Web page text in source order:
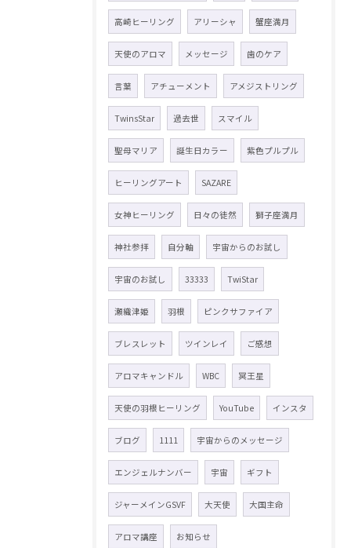
高崎ヒーリング アリーシャ 蟹座満月
天使のアロマ メッセージ 歯のケア
言葉 アチューメント アメジストリング
TwinsStar 過去世 スマイル
聖母マリア 誕生日カラー 紫色プルプル
ヒーリングアート SAZARE
女神ヒーリング 日々の徒然 獅子座満月
神社参拝 自分軸 宇宙からのお試し
宇宙のお試し 33333 TwiStar
瀬織津姫 羽根 ピンクサファイア
ブレスレット ツインレイ ご感想
アロマキャンドル WBC 冥王星
天使の羽根ヒーリング YouTube インスタ
ブログ 1111 宇宙からのメッセージ
エンジェルナンバー 宇宙 ギフト
ジャーメインGSVF 大天使 大国主命
アロマ講座 お知らせ